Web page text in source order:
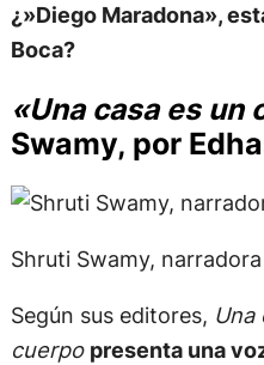
¿»Diego Maradona»,
Boca?
«Una casa es un
Swamy, por
Shruti Swamy,
Según sus editores, Una
cuerpo presenta una